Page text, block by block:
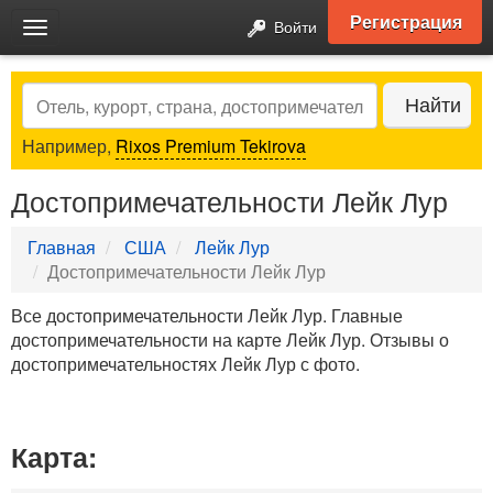
Toggle
navigation
Войти Регистрация
Search Найти
Например, Rixos Premium Tekirova
Достопримечательности Лейк Лур
Главная США
Лейк Лур
Достопримечательности Лейк Лур
Все достопримечательности Лейк Лур. Главные
достопримечательности на карте Лейк Лур. Отзывы о
достопримечательностях Лейк Лур с фото.
Карта: